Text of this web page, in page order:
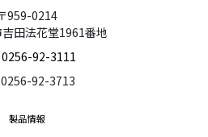
959-0214
田法花堂1961番地
0256-92-3111
0256-92-3713
製品情報